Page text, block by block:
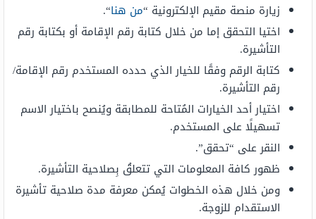
زيارة منصة مقيم الإلكترونية “من هنا“.
اختيا التحقق إما من خلال كتابة رقم الإقامة أو بكتابة رقم
التأشيرة.
كتابة الرقم وفقًا للخيار الذي حدده المستخدم رقم الإقامة/
رقم التأشيرة.
اختيار أحد الخيارات المُتاحة للمطابقة ويُنصح باختيار الاسم
تسهيلًا على المستخدم.
النقر على “تحقق”.
ظهور كافة المعلومات التي تتعلقُ بِصلاحية التأشيرة.
ومن خلال هذه الخطوات يُمكن معرفة مدة صلاحية تأشيرة
الاستقدام للزوجة.